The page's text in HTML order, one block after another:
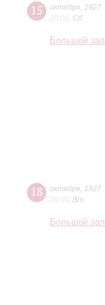
15 октября
1927
20:00 Сб
Большой зал
18 октября
1927
20:00 Вт
Большой зал